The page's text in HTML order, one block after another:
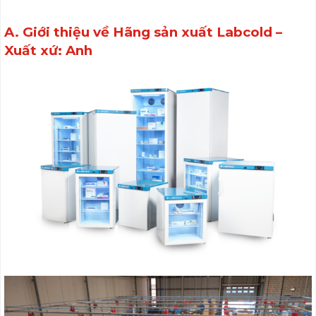
A. Giới thiệu về Hãng sản xuất Labcold –
Xuất xứ: Anh